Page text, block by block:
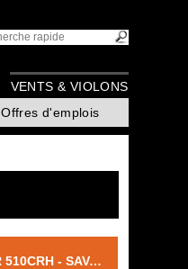
Offres d'emplois
VENTS & VIOLONS
ACHETER 510CRH - SAVAREZ